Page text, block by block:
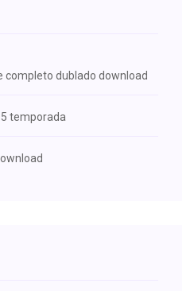
completo dublado download
temporada